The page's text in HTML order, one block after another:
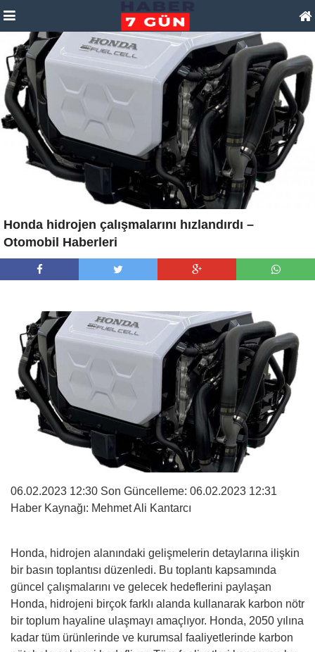
Honda hidrojen çalışmalarını hızlandırdı –
Otomobil Haberleri
06.02.2023 12:30 Son Güncelleme: 06.02.2023 12:31
Haber Kaynağı: Mehmet Ali Kantarcı
Honda, hidrojen alanındaki gelişmelerin detaylarına ilişkin
bir basın toplantısı düzenledi. Bu toplantı kapsamında
güncel çalışmalarını ve gelecek hedeflerini paylaşan
Honda, hidrojeni birçok farklı alanda kullanarak karbon nötr
bir toplum hayaline ulaşmayı amaçlıyor. Honda, 2050 yılına
kadar tüm ürünlerinde ve kurumsal faaliyetlerinde karbon